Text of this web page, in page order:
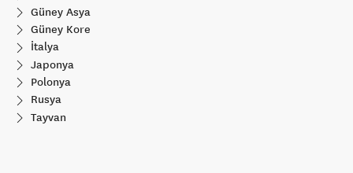
Güney Asya
Güney Kore
İtalya
Japonya
Polonya
Rusya
Tayvan